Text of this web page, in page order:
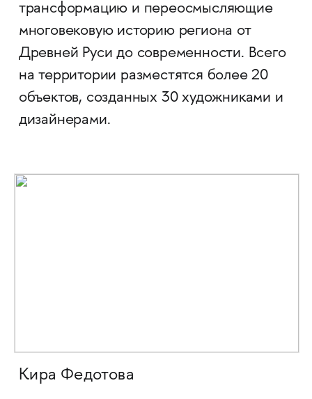
трансформацию и переосмысляющие
многовековую историю региона от
Древней Руси до современности. Всего
на территории разместятся более 20
объектов, созданных 30 художниками и
дизайнерами.
Кира Федотова